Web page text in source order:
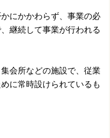
にかかわらず、事業の必
継続して事業が行われる
会所などの施設で、従業
に常時設けられているも